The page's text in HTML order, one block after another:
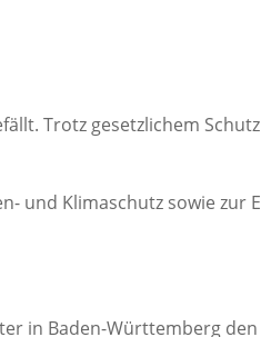
Trotz gesetzlichem
und Klimaschutz sowie zur
in Baden-Württemberg